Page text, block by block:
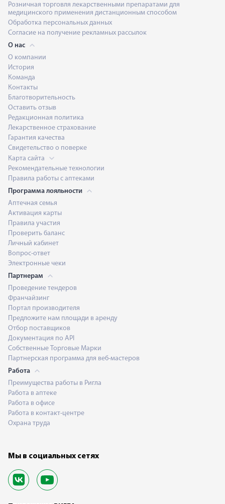
Розничная торговля лекарственными препаратами для
медицинского применения дистанционным способом
Обработка персональных данных
Согласие на получение рекламных рассылок
О нас
О компании
История
Команда
Контакты
Благотворительность
Оставить отзыв
Редакционная политика
Лекарственное страхование
Гарантия качества
Свидетельство о поверке
Карта сайта
Рекомендательные технологии
Правила работы с аптеками
Программа лояльности
Аптечная семья
Активация карты
Правила участия
Проверить баланс
Личный кабинет
Вопрос-ответ
Электронные чеки
Партнерам
Проведение тендеров
Франчайзинг
Портал производителя
Предложите нам площади в аренду
Отбор поставщиков
Документация по API
Собственные Торговые Марки
Партнерская программа для веб-мастеров
Работа
Преимущества работы в Ригла
Работа в аптеке
Работа в офисе
Работа в контакт-центре
Охрана труда
Мы в социальных сетях